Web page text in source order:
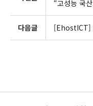
“고성능 국
다음글 [EhostICT]